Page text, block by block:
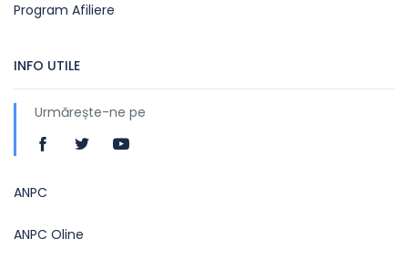
Program Afiliere
INFO UTILE
Urmărește-ne pe
ANPC
ANPC Oline